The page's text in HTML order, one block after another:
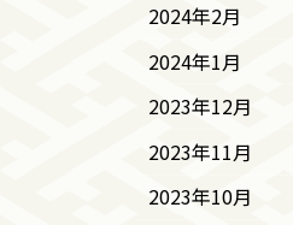
2024年2月
2024年1月
2023年12月
2023年11月
2023年10月